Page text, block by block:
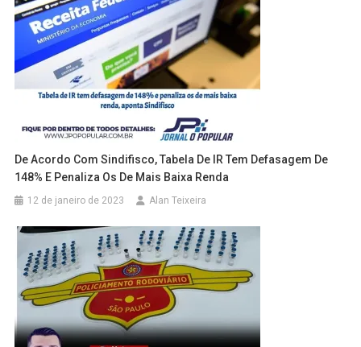
De Acordo Com Sindifisco, Tabela De IR Tem Defasagem De
148% E Penaliza Os De Mais Baixa Renda
12 de janeiro de 2023 Alan Teixeira